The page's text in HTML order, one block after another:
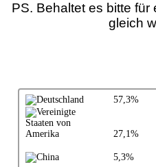
PS. Behaltet es bitte
gleich
57,3%
27,1%
5,3%